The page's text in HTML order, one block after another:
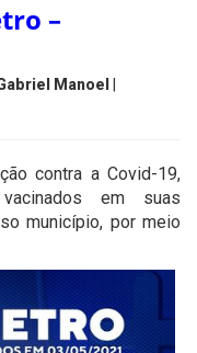
–
Manoel
contra a Covid-19,
em suas
município, por meio